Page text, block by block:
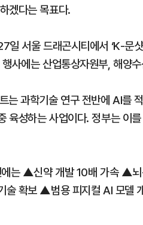
겠다는 목표다.
일 서울 드래곤시티에서 ‘K-문
사에는 산업통상자원부, 해양
는 과학기술 연구 전반에 AI를
육성하는 사업이다. 정부는 이
에는 ▲신약 개발 10배 가속 ▲
술 확보 ▲범용 피지컬 AI 모